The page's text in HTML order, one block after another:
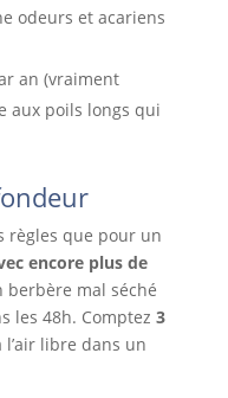
odeurs et acariens
an (vraiment
aux poils longs qui
règles que pour un
encore plus de
mal séché
les 48h. Comptez 3
libre dans un